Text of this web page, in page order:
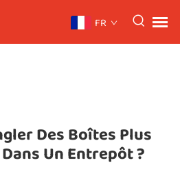
FR
Des Boîtes Plus
Un Entrepôt ?